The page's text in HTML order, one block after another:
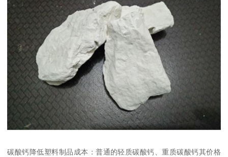
碳酸钙降低塑料制品成本：普通的轻质碳酸钙、重质碳酸钙其价格